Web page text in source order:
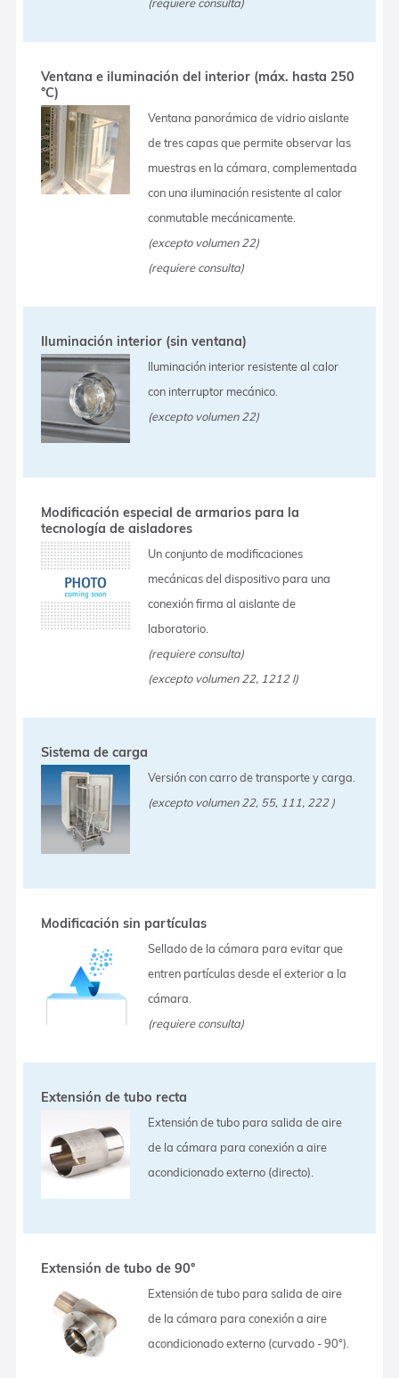
Ventana e iluminación del interior (máx. hasta 250
°C)
Ventana panorámica de vidrio aislante
de tres capas que permite observar las
muestras en la cámara, complementada
con una iluminación resistente al calor
conmutable mecánicamente.
(excepto volumen 22)
(requiere consulta)
Iluminación interior (sin ventana)
Iluminación interior resistente al calor
con interruptor mecánico.
(excepto volumen 22)
Modificación especial de armarios para la
tecnología de aisladores
Un conjunto de modificaciones
mecánicas del dispositivo para una
conexión firma al aislante de
laboratorio.
(requiere consulta)
(excepto volumen 22, 1212 l)
Sistema de carga
Versión con carro de transporte y carga.
(excepto volumen 22, 55, 111, 222 )
Modificación sin partículas
Sellado de la cámara para evitar que
entren partículas desde el exterior a la
cámara.
(requiere consulta)
Extensión de tubo recta
Extensión de tubo para salida de aire
de la cámara para conexión a aire
acondicionado externo (directo).
Extensión de tubo de 90°
Extensión de tubo para salida de aire
de la cámara para conexión a aire
acondicionado externo (curvado - 90°).